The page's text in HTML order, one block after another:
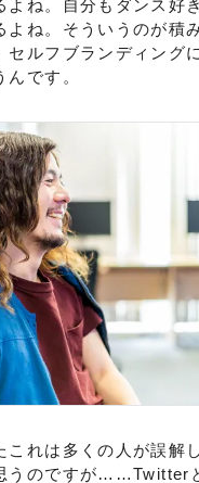
よね。自分もダンス好
よね。そういうのが積
セルフブランディング
んです。
これは多くの人が誤解
うのですが……Twitter